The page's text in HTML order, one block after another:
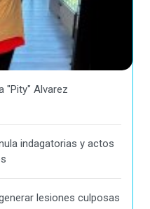
"Pity" Alvarez
indagatorias y actos
lesiones culposas